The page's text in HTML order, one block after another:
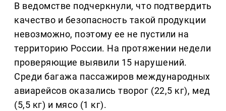
В ведомстве подчеркнули, что подтвердить
качество и безопасность такой продукции
невозможно, поэтому ее не пустили на
территорию России. На протяжении недели
проверяющие выявили 15 нарушений.
Среди багажа пассажиров международных
авиарейсов оказались творог (22,5 кг), мед
(5,5 кг) и мясо (1 кг).